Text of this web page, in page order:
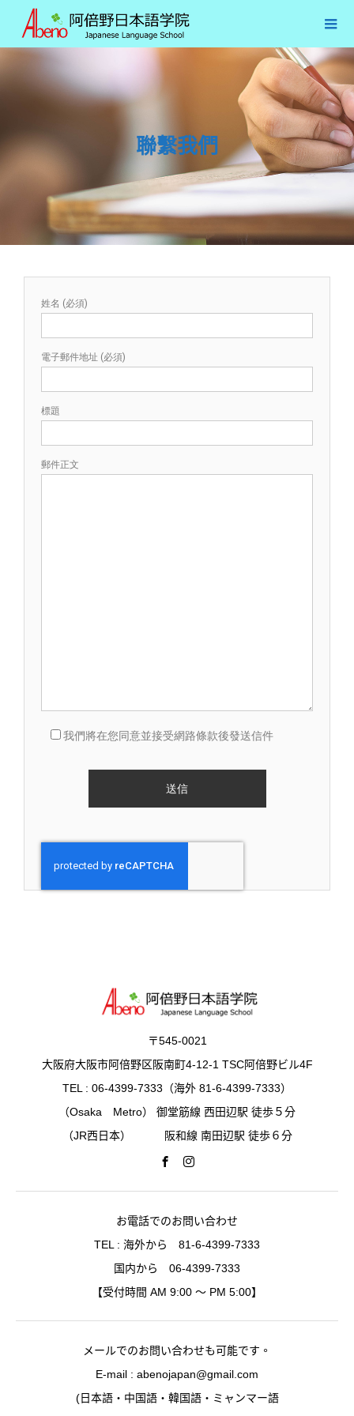
聯繫我們
姓名 (必須)
電子郵件地址 (必須)
標題
郵件正文
我們將在您同意並接受網路條款後發送信件
〒545-0021
大阪府大阪市阿倍野区阪南町4-12-1 TSC阿倍野ビル4F
TEL : 06-4399-7333（海外 81-6-4399-7333）
（Osaka Metro） 御堂筋線 西田辺駅 徒歩５分
（JR西日本） 阪和線 南田辺駅 徒歩６分
お電話でのお問い合わせ
TEL : 海外から 81-6-4399-7333
国内から 06-4399-7333
【受付時間 AM 9:00 〜 PM 5:00】
メールでのお問い合わせも可能です。
E-mail : abenojapan@gmail.com
(日本語・中国語・韓国語・ミャンマー語